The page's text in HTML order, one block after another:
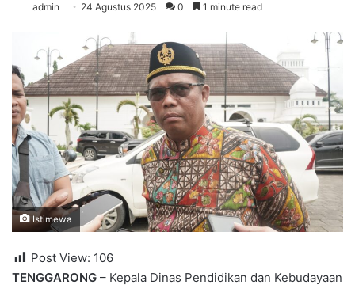
admin 24 Agustus 2025 0 1 minute read
Istimewa
Post View: 106
TENGGARONG – Kepala Dinas Pendidikan dan Kebudayaan